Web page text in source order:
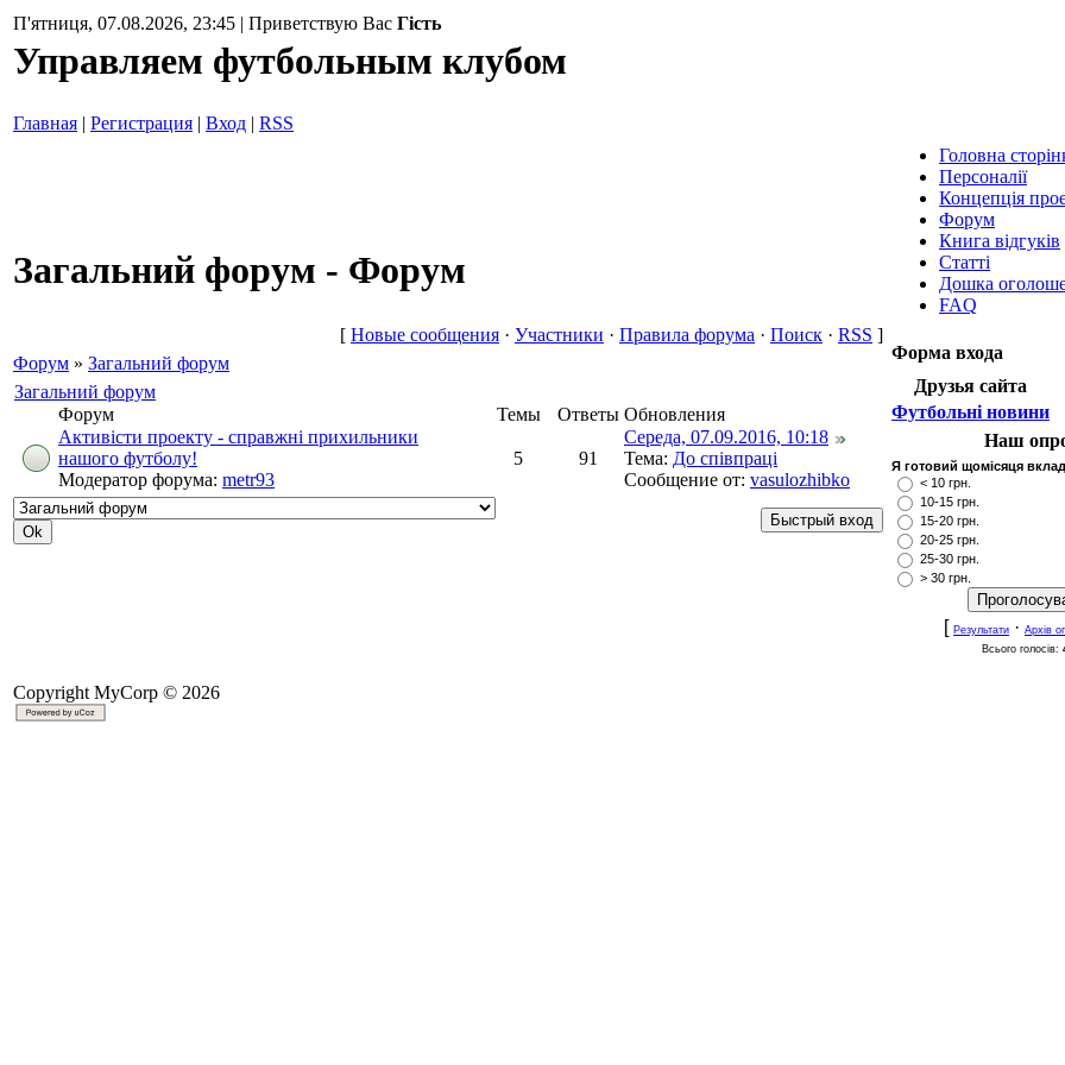
П'ятниця, 07.08.2026, 23:45 | Приветствую Вас Гість
Управляем футбольным клубом
Главная | Регистрация | Вход | RSS
Загальний форум - Форум
[ Новые сообщения · Участники · Правила форума · Поиск · RSS ]
Форум » Загальний форум
Загальний форум
Форум
Темы Ответы Обновления
Активісти проекту - справжні прихильники
нашого футболу!
Модератор форума: metr93
5 91
Середа, 07.09.2016, 10:18
Тема: До співпраці
Сообщение от: vasulozhibko
Головна
Персоналії
Концепція
Форум
Книга відгуків
Статті
Дошка
FAQ
Форма входа
Друзья сайта
Футбольні новини
Наш
Я готовий щомісяця
< 10 грн.
10-15 грн.
15-20 грн.
20-25 грн.
25-30 грн.
> 30 грн.
[ Результати · Архів
Всього голосів:
Copyright MyCorp © 2026